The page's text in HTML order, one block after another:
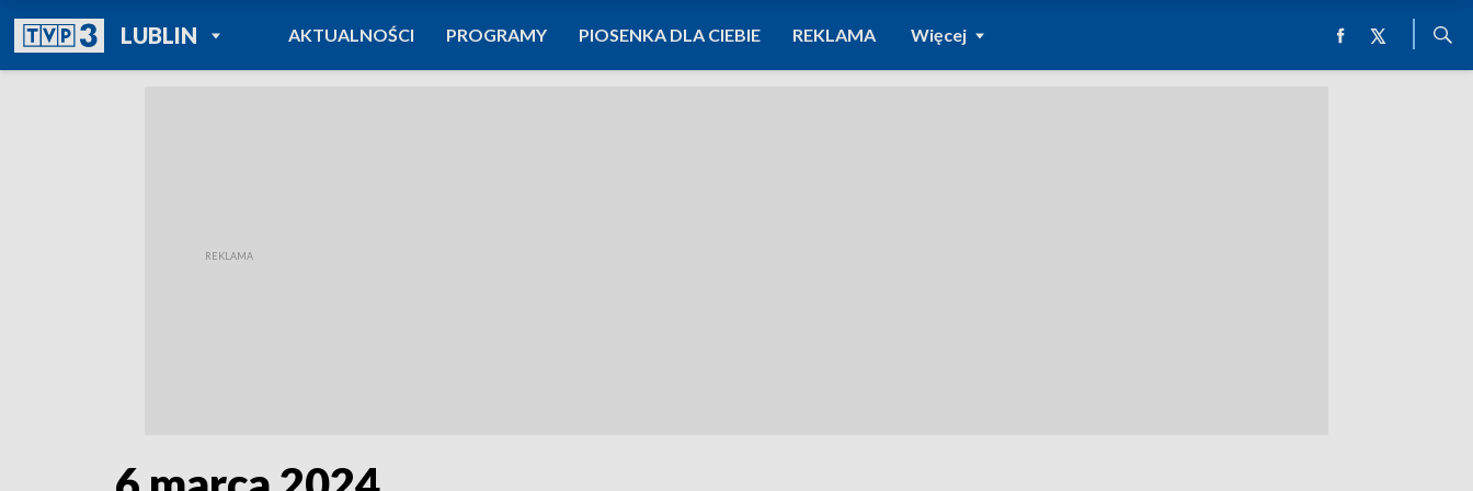
LUBLINPOWRÓT DO
TVP REGIONY
AKTUALNOŚCI PROGRAMY PIOSENKA DLA CIEBIE REKLAMA Więcej